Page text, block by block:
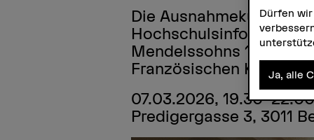
Die
Mendelssohns 1.
Französischen Kirche.
07.03.2026,
Predigergasse 3, 3011
Dürfen
Ja, alle